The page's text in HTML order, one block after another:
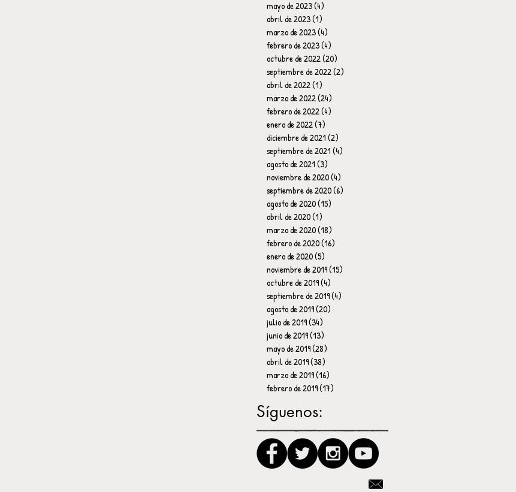
mayo de 2023(4)
abril de 2023(1)
marzo de 2023(4)
febrero de 2023(4)
octubre de 2022(20)
septiembre de 2022(2)
abril de 2022(1)
marzo de 2022(24)
febrero de 2022(4)
enero de 2022(7)
diciembre de 2021(2)
septiembre de 2021(4)
agosto de 2021(3)
noviembre de 2020(4)
septiembre de 2020(6)
agosto de 2020(15)
abril de 2020(1)
marzo de 2020(18)
febrero de 2020(16)
enero de 2020(5)
noviembre de 2019(15)
octubre de 2019(4)
septiembre de 2019(4)
agosto de 2019(20)
julio de 2019(34)
junio de 2019(13)
mayo de 2019(28)
abril de 2019(38)
marzo de 2019(16)
febrero de 2019(17)
Síguenos: